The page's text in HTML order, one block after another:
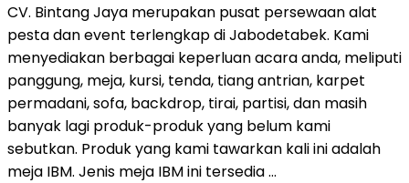
CV. Bintang Jaya merupakan pusat persewaan alat
pesta dan event terlengkap di Jabodetabek. Kami
menyediakan berbagai keperluan acara anda, meliputi
panggung, meja, kursi, tenda, tiang antrian, karpet
permadani, sofa, backdrop, tirai, partisi, dan masih
banyak lagi produk-produk yang belum kami
sebutkan. Produk yang kami tawarkan kali ini adalah
meja IBM. Jenis meja IBM ini tersedia …